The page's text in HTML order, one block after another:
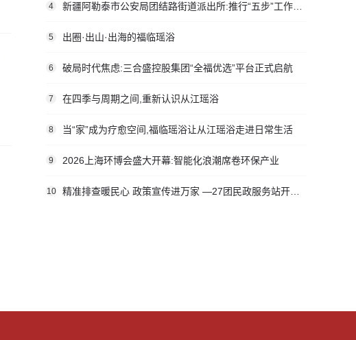
4 新疆阿勒泰市公安局团结路街道派出所:推行“五步”工作法 打造新时代“枫”景线
5 出圈·出山·出海的福临瑶浴
6 破局时代焦虑:三合盛控股集团“全福优选”平台正式启航
7 在四季与周期之间,重新认识从江瑶浴
8 当“家”成为疗愈空间,福临瑶浴让从江瑶浴走进日常生活
9 2026上海环博会盛大开幕:智能化浪潮席卷环保产业
10 精准排查暖民心 政策宣传进万家 —27团民政服务站开展社会救助入户走访活动